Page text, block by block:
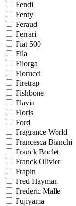
Fendi
Fenty
Feraud
Ferrari
Fiat 500
Fila
Filorga
Fiorucci
Firetrap
Fishbone
Flavia
Floris
Ford
Fragrance World
Francesca Bianchi
Franck Boclet
Franck Olivier
Frapin
Fred Hayman
Frederic Malle
Fujiyama